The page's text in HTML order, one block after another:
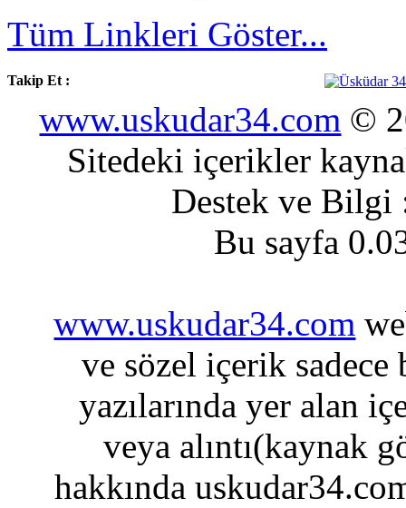
Tüm Linkleri Göster...
Takip Et :
www.uskudar34.com ©
Sitedeki içerikler
Destek ve
Bu sayfa
www.uskudar34.com
ve sözel içerik sadece
yazılarında yer alan
veya alıntı(kaynak
hakkında